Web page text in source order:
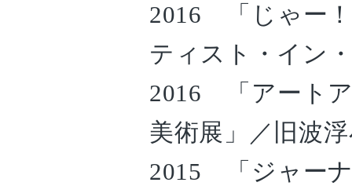
2016 「じゃー
ティスト・イン
2016 「アートア
美術展」／旧波
2015 「ジャー